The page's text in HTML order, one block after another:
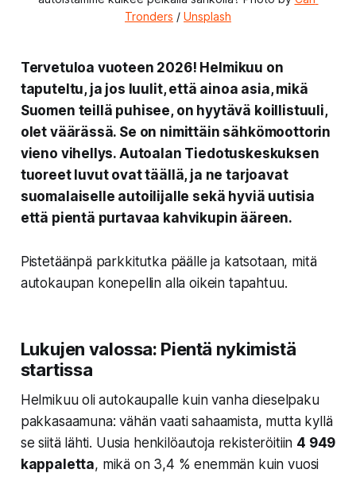
Tronders / Unsplash
Tervetuloa vuoteen 2026! Helmikuu on
taputeltu, ja jos luulit, että ainoa asia, mikä
Suomen teillä puhisee, on hyytävä koillistuuli,
olet väärässä. Se on nimittäin sähkömoottorin
vieno vihellys. Autoalan Tiedotuskeskuksen
tuoreet luvut ovat täällä, ja ne tarjoavat
suomalaiselle autoilijalle sekä hyviä uutisia
että pientä purtavaa kahvikupin ääreen.
Pistetäänpä parkkitutka päälle ja katsotaan, mitä
autokaupan konepellin alla oikein tapahtuu.
Lukujen valossa: Pientä nykimistä
startissa
Helmikuu oli autokaupalle kuin vanha dieselpaku
pakkasaamuna: vähän vaati sahaamista, mutta kyllä
se siitä lähti. Uusia henkilöautoja rekisteröitiin 4 949
kappaletta, mikä on 3,4 % enemmän kuin vuosi